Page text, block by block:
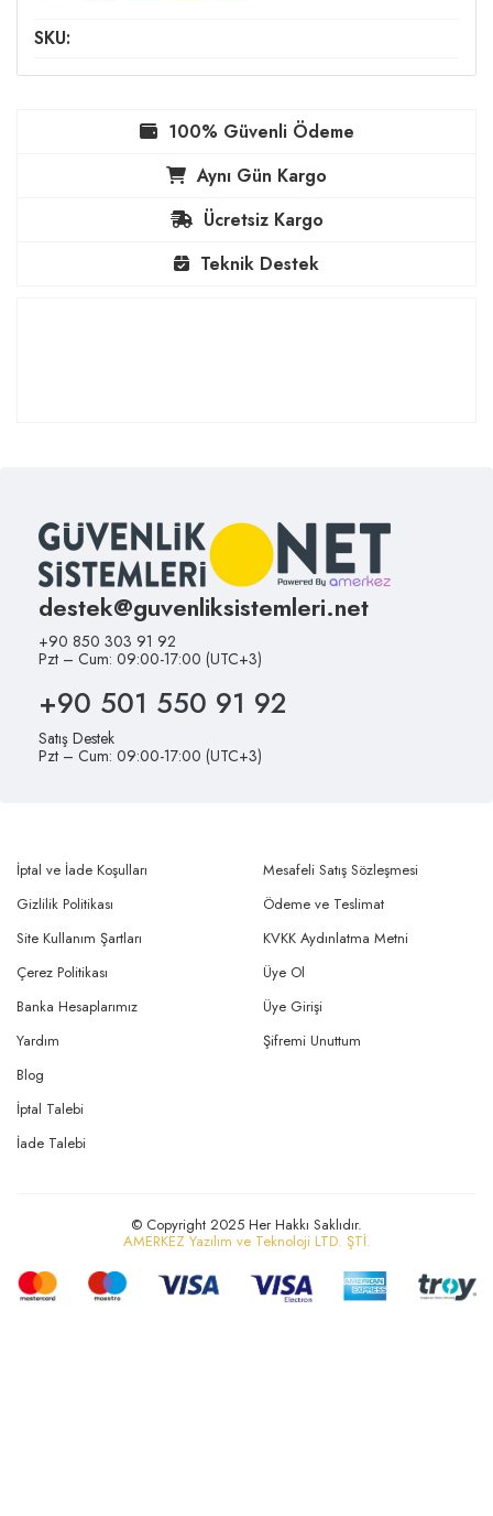
SKU:
100% Güvenli Ödeme
Aynı Gün Kargo
Ücretsiz Kargo
Teknik Destek
destek@guvenliksistemleri.net
+90 850 303 91 92
Pzt – Cum: 09:00-17:00 (UTC+3)
+90 501 550 91 92
Satış Destek
Pzt – Cum: 09:00-17:00 (UTC+3)
İptal ve İade Koşulları
Gizlilik Politikası
Site Kullanım Şartları
Mesafeli Satış Sözleşmesi
Ödeme ve Teslimat
KVKK Aydınlatma Metni
Çerez Politikası
Banka Hesaplarımız
Yardım
Üye Ol
Üye Girişi
Şifremi Unuttum
Blog
İptal Talebi
İade Talebi
© Copyright 2025 Her Hakkı Saklıdır.
AMERKEZ Yazılım ve Teknoloji LTD. ŞTİ.